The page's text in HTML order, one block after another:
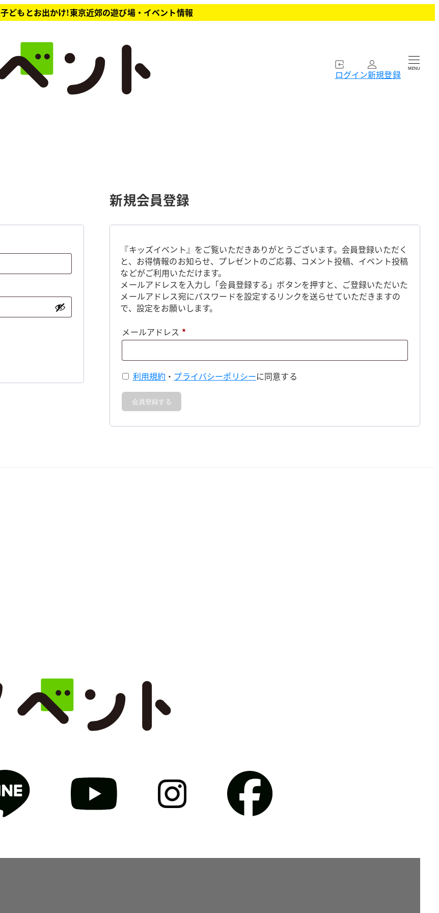
子どもとお出かけ!東京近郊の遊び場・イベント情報
ログイン新規登録 MENU
新規会員登録
『キッズイベント』をご覧いただきありがとうございます。会員登録いただく
と、お得情報のお知らせ、プレゼントのご応募、コメント投稿、イベント投稿
などがご利用いただけます。
メールアドレスを入力し「会員登録する」ボタンを押すと、ご登録いただいた
メールアドレス宛にパスワードを設定するリンクを送らせていただきますの
で、設定をお願いします。
メールアドレス *必
利用規約 ・ プライバシーポリシーに同意する
会員登録する